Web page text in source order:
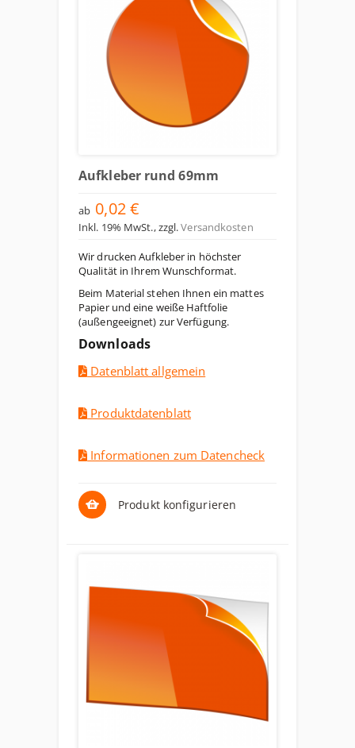
Aufkleber rund 69mm
ab 0,02 €
Inkl. 19% MwSt.,zzgl.Versandkosten
Wir drucken Aufkleber in höchster
Qualität in Ihrem Wunschformat.
Beim Material stehen Ihnen ein mattes
Papier und eine weiße Haftfolie
(außengeeignet) zur Verfügung.
Downloads
Datenblatt allgemein
Produktdatenblatt
Informationen zum Datencheck
Produkt konfigurieren